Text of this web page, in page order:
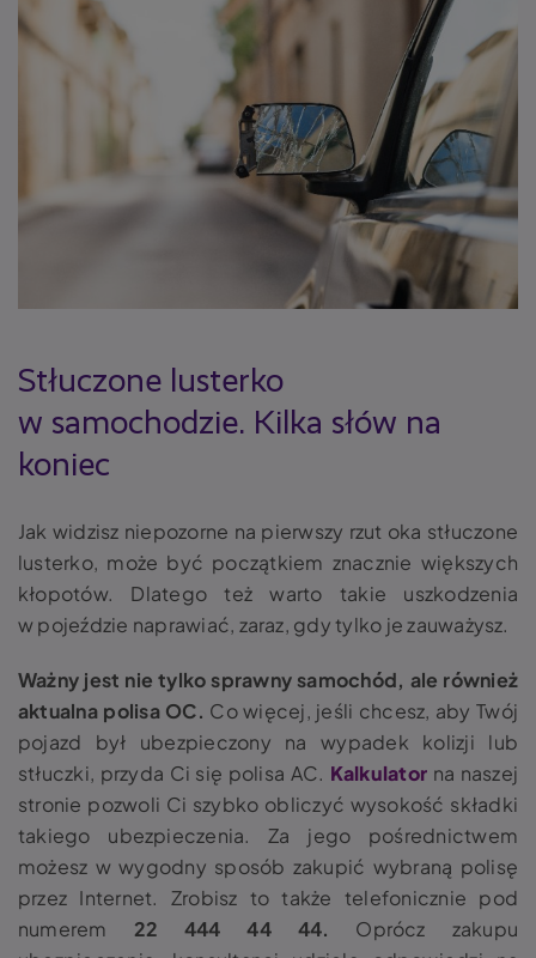
Stłuczone lusterko
w samochodzie. Kilka słów na
koniec
Jak widzisz niepozorne na pierwszy rzut oka stłuczone
lusterko, może być początkiem znacznie większych
kłopotów. Dlatego też warto takie uszkodzenia
w pojeździe naprawiać, zaraz, gdy tylko je zauważysz.
Ważny jest nie tylko sprawny samochód, ale również
aktualna polisa OC. Co więcej, jeśli chcesz, aby Twój
pojazd był ubezpieczony na wypadek kolizji lub
stłuczki, przyda Ci się polisa AC. Kalkulator na naszej
stronie pozwoli Ci szybko obliczyć wysokość składki
takiego ubezpieczenia. Za jego pośrednictwem
możesz w wygodny sposób zakupić wybraną polisę
przez Internet. Zrobisz to także telefonicznie pod
numerem 22 444 44 44. Oprócz zakupu